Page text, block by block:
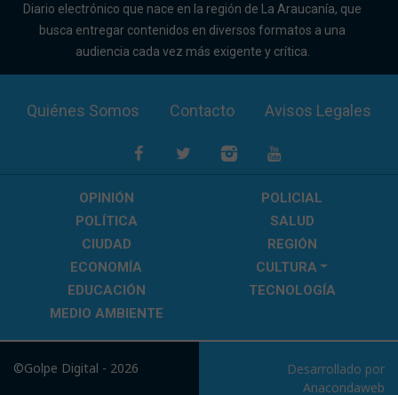
Diario electrónico que nace en la región de La Araucanía, que
busca entregar contenidos en diversos formatos a una
audiencia cada vez más exigente y crítica.
Quiénes Somos Contacto Avisos Legales
OPINIÓN
POLICIAL
POLÍTICA
SALUD
CIUDAD
REGIÓN
ECONOMÍA
CULTURA
EDUCACIÓN
TECNOLOGÍA
MEDIO AMBIENTE
©Golpe Digital - 2026
Desarrollado por
Anacondaweb